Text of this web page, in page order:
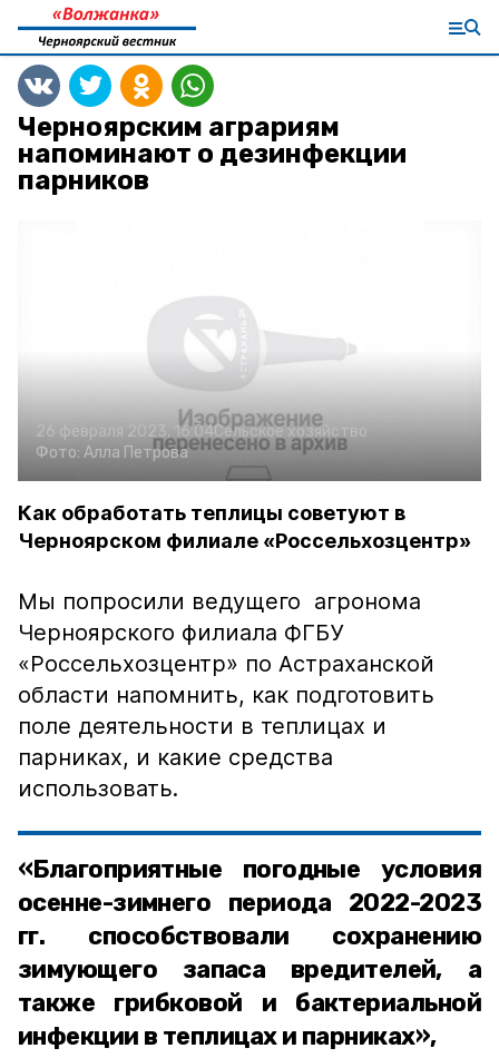
Черноярским аграриям
напоминают о дезинфекции
парников
26 февраля 2023, 16:04Сельское хозяйство
Фото: Алла Петрова
Как обработать теплицы советуют в
Черноярском филиале «Россельхозцентр»
Мы попросили ведущего агронома
Черноярского филиала ФГБУ
«Россельхозцентр» по Астраханской
области напомнить, как подготовить
поле деятельности в теплицах и
парниках, и какие средства
использовать.
«Благоприятные погодные условия
осенне-зимнего периода 2022-2023
гг. способствовали сохранению
зимующего запаса вредителей, а
также грибковой и бактериальной
инфекции в теплицах и парниках»,